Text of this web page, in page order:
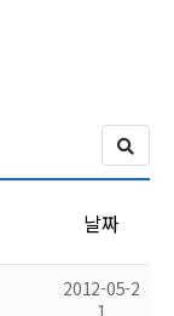
날짜
2012-05-2
1